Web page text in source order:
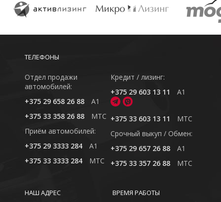
ТЕЛЕФОНЫ
Отдел продажи
автомобилей:
+375 29 658 26 88
A1
+375 33 358 26 88
MTC
Приём автомобилей:
+375 29 3333 284
A1
+375 33 3333 284
MTC
Кредит / лизинг:
+375 29 603 13 11
A1
+375 33 603 13 11
MTC
Cрочный выкуп / Обмен:
+375 29 657 26 88
A1
+375 33 357 26 88
MTC
ВРЕМЯ РАБОТЫ
НАШ АДРЕС